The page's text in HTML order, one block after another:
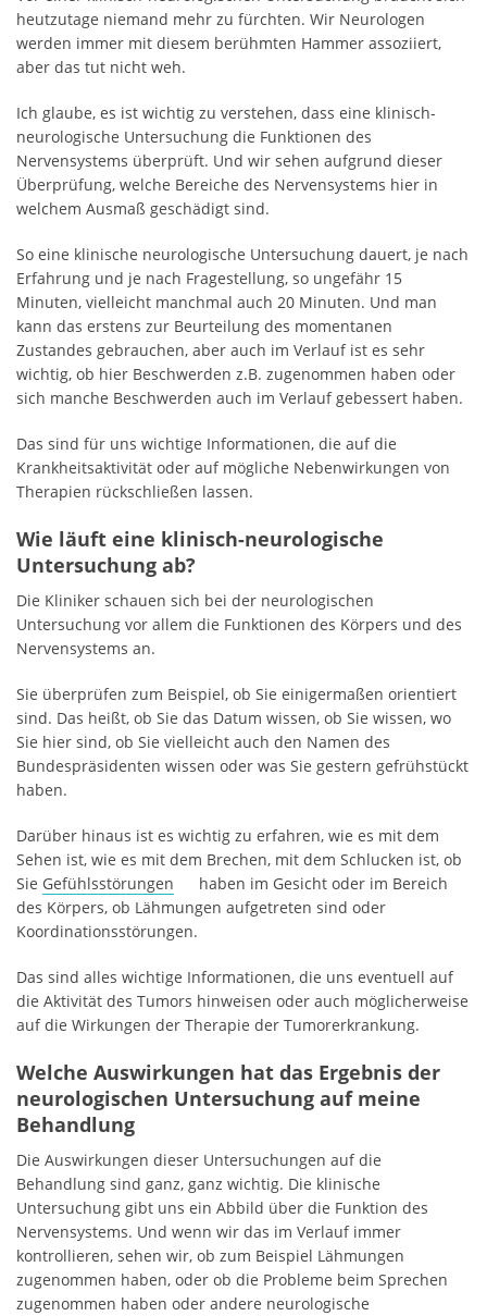
heutzutage niemand mehr zu fürchten. Wir Neurologen
werden immer mit diesem berühmten Hammer assoziiert,
aber das tut nicht weh.
Ich glaube, es ist wichtig zu verstehen, dass eine klinisch-
neurologische Untersuchung die Funktionen des
Nervensystems überprüft. Und wir sehen aufgrund dieser
Überprüfung, welche Bereiche des Nervensystems hier in
welchem Ausmaß geschädigt sind.
So eine klinische neurologische Untersuchung dauert, je nach
Erfahrung und je nach Fragestellung, so ungefähr 15
Minuten, vielleicht manchmal auch 20 Minuten. Und man
kann das erstens zur Beurteilung des momentanen
Zustandes gebrauchen, aber auch im Verlauf ist es sehr
wichtig, ob hier Beschwerden z.B. zugenommen haben oder
sich manche Beschwerden auch im Verlauf gebessert haben.
Das sind für uns wichtige Informationen, die auf die
Krankheitsaktivität oder auf mögliche Nebenwirkungen von
Therapien rückschließen lassen.
Wie läuft eine klinisch-neurologische
Untersuchung ab?
Die Kliniker schauen sich bei der neurologischen
Untersuchung vor allem die Funktionen des Körpers und des
Nervensystems an.
Sie überprüfen zum Beispiel, ob Sie einigermaßen orientiert
sind. Das heißt, ob Sie das Datum wissen, ob Sie wissen, wo
Sie hier sind, ob Sie vielleicht auch den Namen des
Bundespräsidenten wissen oder was Sie gestern gefrühstückt
haben.
Darüber hinaus ist es wichtig zu erfahren, wie es mit dem
Sehen ist, wie es mit dem Brechen, mit dem Schlucken ist, ob
Sie Gefühlsstörungen
haben im Gesicht oder im Bereich
des Körpers, ob Lähmungen aufgetreten sind oder
Koordinationsstörungen.
Das sind alles wichtige Informationen, die uns eventuell auf
die Aktivität des Tumors hinweisen oder auch möglicherweise
auf die Wirkungen der Therapie der Tumorerkrankung.
Welche Auswirkungen hat das Ergebnis der
neurologischen Untersuchung auf meine
Behandlung
Die Auswirkungen dieser Untersuchungen auf die
Behandlung sind ganz, ganz wichtig. Die klinische
Untersuchung gibt uns ein Abbild über die Funktion des
Nervensystems. Und wenn wir das im Verlauf immer
kontrollieren, sehen wir, ob zum Beispiel Lähmungen
zugenommen haben, oder ob die Probleme beim Sprechen
zugenommen haben oder andere neurologische